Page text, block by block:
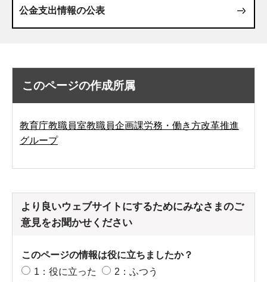
公金支出情報の公表
このページの作成所属
教育庁教職員室教職員企画課労務・働き方改革推進
グループ
より良いウェブサイトにするためにみなさまのご
意見をお聞かせください
このページの情報は役に立ちましたか？
1：役に立った
2：ふつう